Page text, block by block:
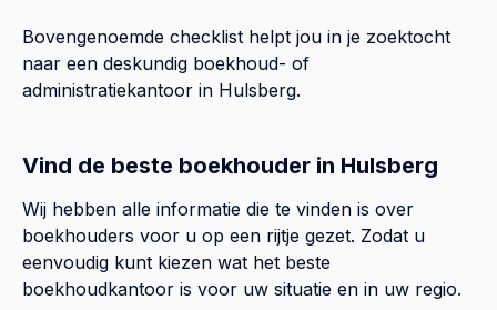
Bovengenoemde checklist helpt jou in je zoektocht
naar een deskundig boekhoud- of
administratiekantoor in Hulsberg.
Vind de beste boekhouder in Hulsberg
Wij hebben alle informatie die te vinden is over
boekhouders voor u op een rijtje gezet. Zodat u
eenvoudig kunt kiezen wat het beste
boekhoudkantoor is voor uw situatie en in uw regio.